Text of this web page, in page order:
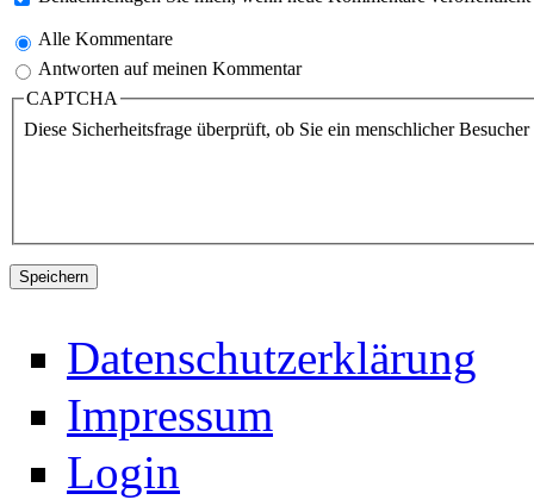
Alle Kommentare
Antworten auf meinen Kommentar
CAPTCHA
Diese Sicherheitsfrage überprüft, ob Sie ein menschlicher
Datenschutzerklärung
Impressum
Login